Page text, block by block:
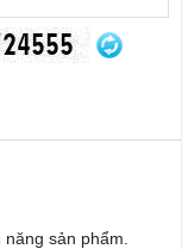
sản phẩm.